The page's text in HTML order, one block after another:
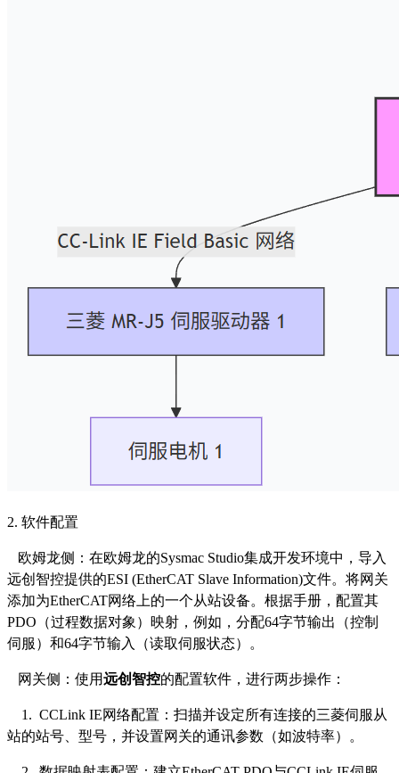
2. 软件配置
欧姆龙侧：在欧姆龙的Sysmac Studio集成开发环境中，导入
远创智控提供的ESI (EtherCAT Slave Information)文件。将网关
添加为EtherCAT网络上的一个从站设备。根据手册，配置其
PDO（过程数据对象）映射，例如，分配64字节输出（控制
伺服）和64字节输入（读取伺服状态）。
网关侧：使用远创智控的配置软件，进行两步操作：
1. CCLink IE网络配置：扫描并设定所有连接的三菱伺服从
站的站号、型号，并设置网关的通讯参数（如波特率）。